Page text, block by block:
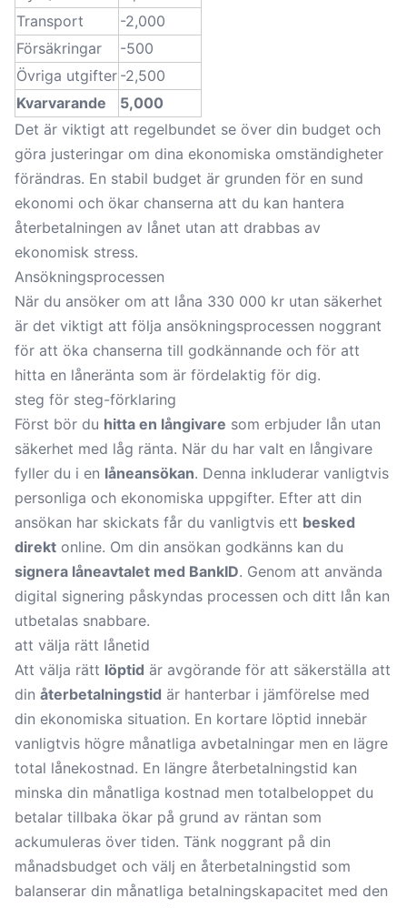
Transport
-2,000
Försäkringar
-500
Övriga utgifter -2,500
Kvarvarande
5,000
Det är viktigt att regelbundet se över din budget och
göra justeringar om dina ekonomiska omständigheter
förändras. En stabil budget är grunden för en sund
ekonomi och ökar chanserna att du kan hantera
återbetalningen av lånet utan att drabbas av
ekonomisk stress.
Ansökningsprocessen
När du ansöker om att låna 330 000 kr utan säkerhet
är det viktigt att följa ansökningsprocessen noggrant
för att öka chanserna till godkännande och för att
hitta en låneränta som är fördelaktig för dig.
steg för steg-förklaring
Först bör du hitta en långivare som erbjuder lån utan
säkerhet med låg ränta. När du har valt en långivare
fyller du i en låneansökan. Denna inkluderar vanligtvis
personliga och ekonomiska uppgifter. Efter att din
ansökan har skickats får du vanligtvis ett besked
direkt online. Om din ansökan godkänns kan du
signera låneavtalet med BankID. Genom att använda
digital signering påskyndas processen och ditt lån kan
utbetalas snabbare.
att välja rätt lånetid
Att välja rätt löptid är avgörande för att säkerställa att
din återbetalningstid är hanterbar i jämförelse med
din ekonomiska situation. En kortare löptid innebär
vanligtvis högre månatliga avbetalningar men en lägre
total lånekostnad. En längre återbetalningstid kan
minska din månatliga kostnad men totalbeloppet du
betalar tillbaka ökar på grund av räntan som
ackumuleras över tiden. Tänk noggrant på din
månadsbudget och välj en återbetalningstid som
balanserar din månatliga betalningskapacitet med den